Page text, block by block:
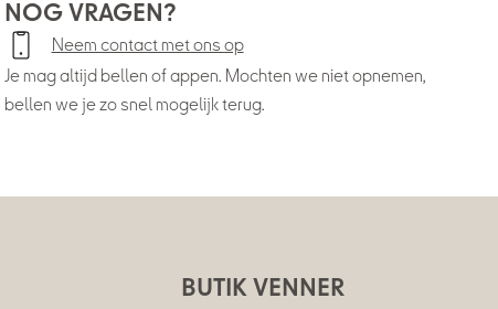
NOG VRAGEN?
Neem contact met ons op
Je mag altijd bellen of appen. Mochten we niet opnemen,
bellen we je zo snel mogelijk terug.
BUTIK VENNER